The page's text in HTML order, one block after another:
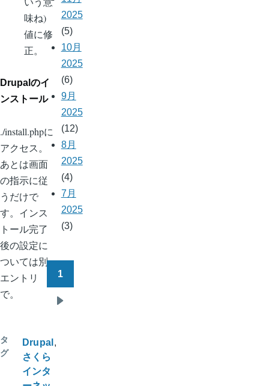
味ね)
値に修
正。
Drupalのイ
ンストール
./install.phpに
アクセス。
あとは画面
の指示に従
うだけで
す。インス
トール完了
後の設定に
ついては別
エントリ
で。
タ
グ
Drupal
さくら
インタ
2025
(5)
10月
2025
(6)
9月
2025
(12)
8月
2025
(4)
7月
2025
(3)
ー
り
1